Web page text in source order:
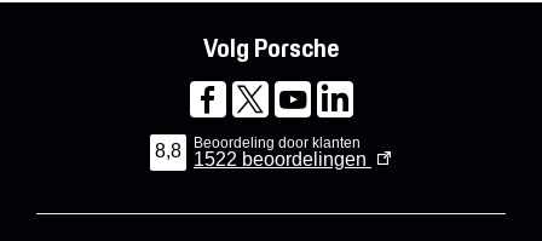
Volg Porsche
8,8 Beoordeling door klanten
1522 beoordelingen